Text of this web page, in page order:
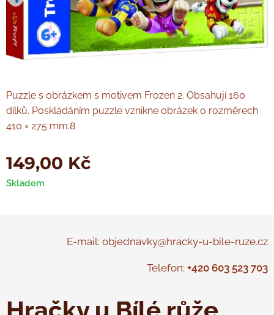
Puzzle s obrázkem s motivem Frozen 2. Obsahují 160
dílků. Poskládáním puzzle vznikne obrázek o rozměrech
410 × 275 mm.8
149,00 Kč
Skladem
E-mail: objednavky@hracky-u-bile-ruze.cz
Telefon: +420 603 523 703